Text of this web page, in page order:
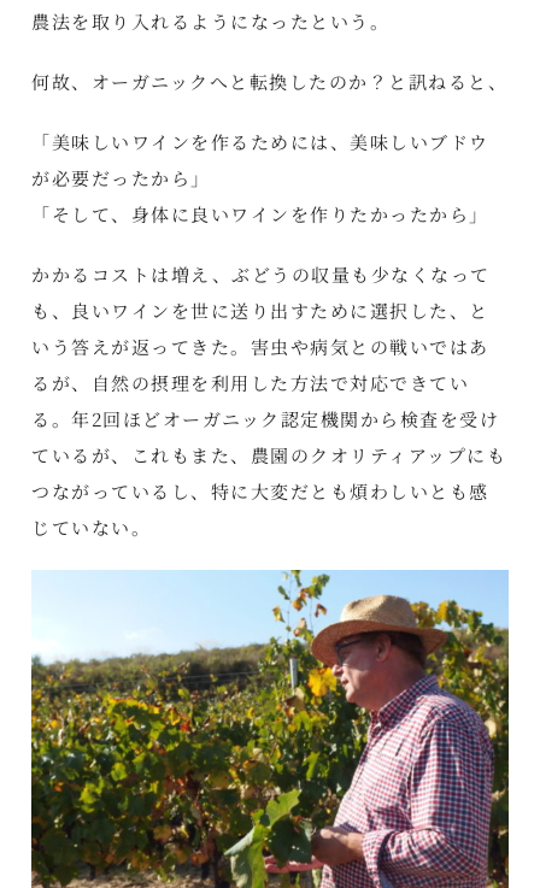
農法を取り入れるようになったという。
何故、オーガニックへと転換したのか？と訊ねると、
「美味しいワインを作るためには、美味しいブドウ
が必要だったから」
「そして、身体に良いワインを作りたかったから」
かかるコストは増え、ぶどうの収量も少なくなって
も、良いワインを世に送り出すために選択した、と
いう答えが返ってきた。害虫や病気との戦いではあ
るが、自然の摂理を利用した方法で対応できてい
る。年2回ほどオーガニック認定機関から検査を受け
ているが、これもまた、農園のクオリティアップにも
つながっているし、特に大変だとも煩わしいとも感
じていない。